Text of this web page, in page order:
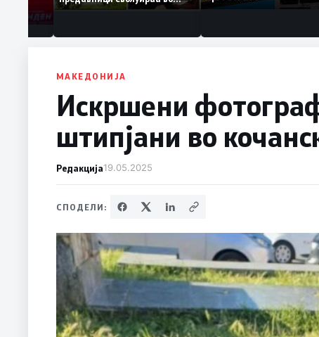
најголеми патриоти
МАКЕДОНИЈА
Искршени
штипјани во
Редакција19.05.2025
СПОДЕЛИ: